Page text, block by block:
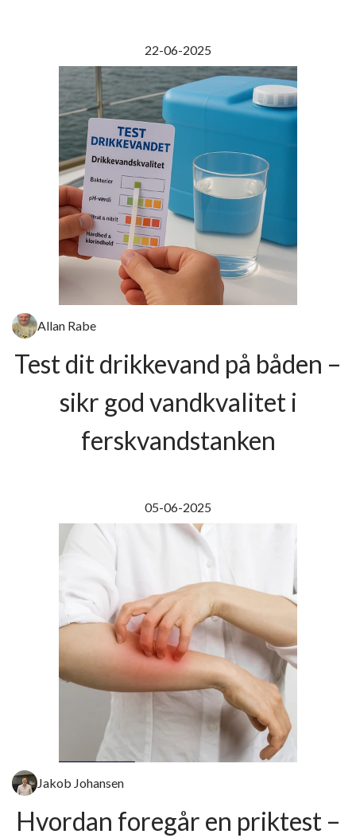
22-06-2025
Allan Rabe
Test dit drikkevand på båden –
sikr god vandkvalitet i
ferskvandstanken
05-06-2025
Jakob Johansen
Hvordan foregår en priktest –